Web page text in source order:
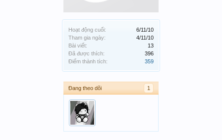
Hoạt động cuối:
6/11/10
Tham gia ngày:
4/11/10
Bài viết:
13
Đã được thích:
396
Điểm thành tích:
359
Đang theo dõi 1